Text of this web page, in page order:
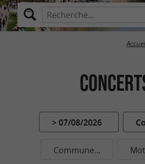
> 07/08/2026
Commune...